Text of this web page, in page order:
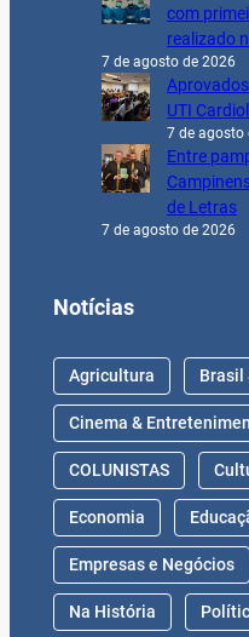
com
realizado
7 de agosto de 2026
UTI
7 de agosto
Entre
de Letras
7 de agosto de 2026
Notícias
Agricultura Brasil
Cinema &
COLUNISTAS
Economia
Empresas e Negócios
Na História